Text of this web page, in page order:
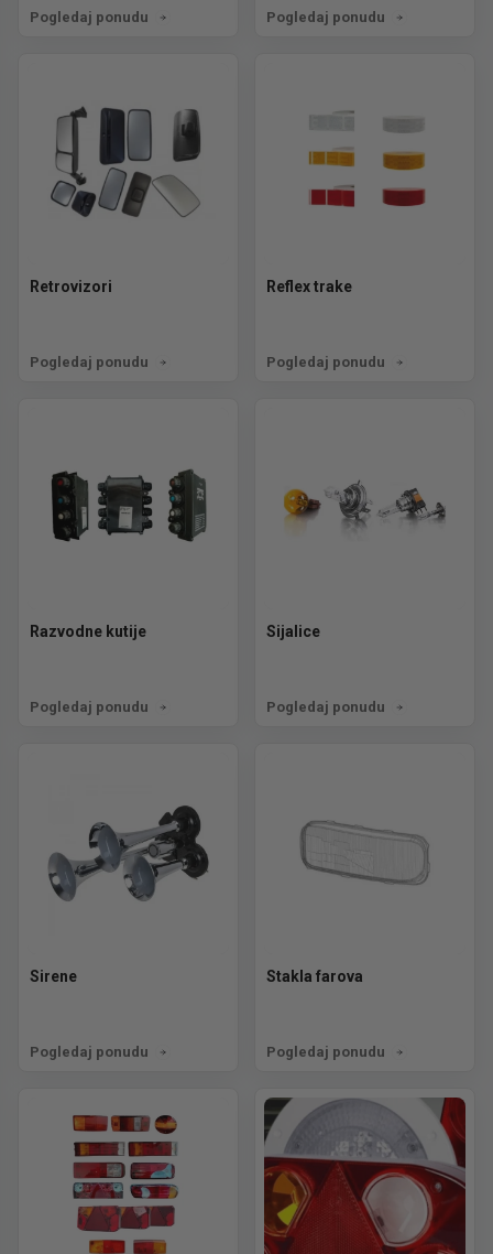
Pogledaj ponudu Pogledaj ponudu
Retrovizori
Pogledaj ponudu
Reflex trake
Pogledaj ponudu
Razvodne kutije
Pogledaj ponudu
Sijalice
Pogledaj ponudu
Sirene
Pogledaj ponudu
Stakla farova
Pogledaj ponudu